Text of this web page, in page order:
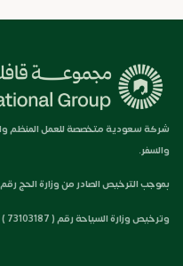
شركة سعودية متخصصة للعمل المنظم
والسفر.
بموجب الترخيص الصادر من وزارة الحج رقم 1250
وترخيص وزارة السياحة رقم ( 73103187 )